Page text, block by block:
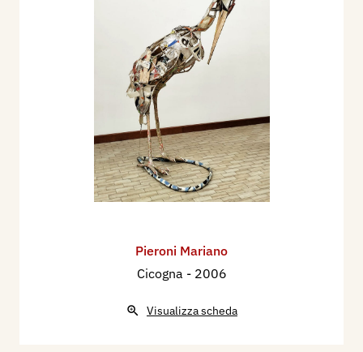
Pieroni Mariano
Cicogna - 2006
Visualizza scheda